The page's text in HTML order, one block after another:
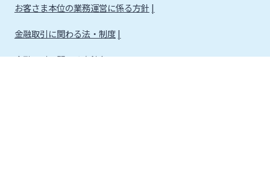
お客さま本位の業務運営に係る方針
金融取引に関わる法・制度
金融取引に関わる方針